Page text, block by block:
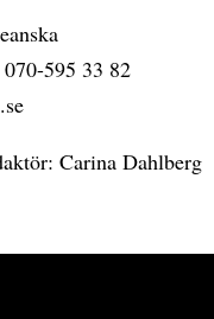
595 33 82
Carina Dahlberg